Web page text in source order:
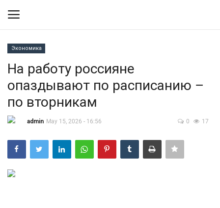
Контакты
Правила размещения
Экономика
Экономика
На работу россияне
опаздывают по расписанию –
по вторникам
admin May 15, 2026 - 16:56 0 17